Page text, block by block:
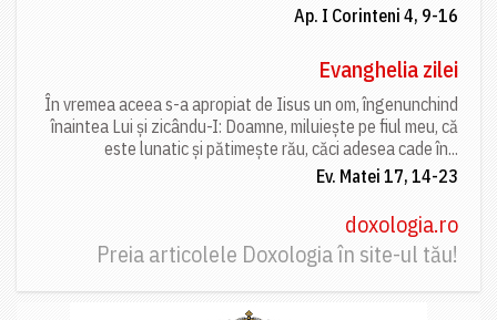
Ap. I Corinteni 4, 9-16
Evanghelia zilei
În vremea aceea s-a apropiat de Iisus un om, îngenunchind
înaintea Lui și zicându-I: Doamne, miluiește pe fiul meu, că
este lunatic și pătimește rău, căci adesea cade în...
Ev. Matei 17, 14-23
doxologia.ro
Preia articolele Doxologia în site-ul tău!